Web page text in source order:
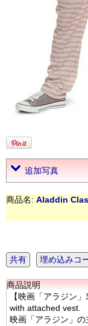
追加写真
商品名: Aladdin
共有 埋め込みコ
商品説明
【映画「アラジン
with attached vest.
映画「アラジン」